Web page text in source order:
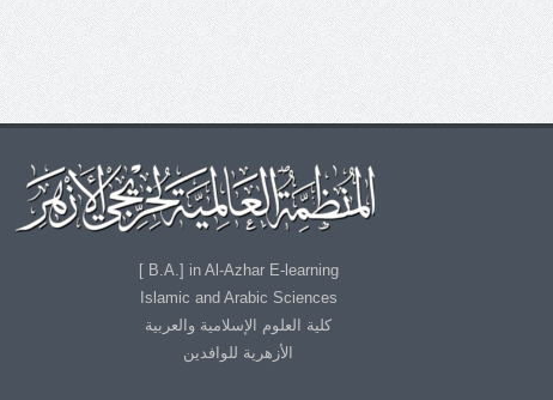
B.A.] in Al-Azhar E-learning ]
Islamic and Arabic Sciences
كلية العلوم الإسلامية والعربية
الأزهرية للوافدين